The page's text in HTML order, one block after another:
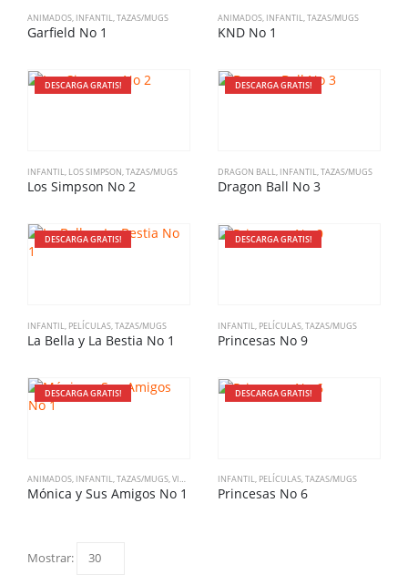
ANIMADOS, INFANTIL,TAZAS/MUGS
Garfield No 1
ANIMADOS, INFANTIL,TAZAS/MUGS
KND No 1
DESCARGA GRATIS!
INFANTIL, LOS SIMPSON,TAZAS/MUGS
Los Simpson No 2
DESCARGA GRATIS!
DRAGON BALL, INFANTIL,TAZAS/MUGS
Dragon Ball No 3
DESCARGA GRATIS!
INFANTIL PELÍCULAS TAZAS/MUGS
La Bella y La Bestia No 1
DESCARGA GRATIS!
INFANTIL PELÍCULAS TAZAS/MUGS
Princesas No 9
DESCARGA GRATIS!
ANIMADOS, INFANTIL,TAZAS/MUGS,VINTAGE
Mónica y Sus Amigos No 1
DESCARGA GRATIS!
INFANTIL, PELÍCULAS,TAZAS/MUGS
Princesas No 6
Mostrar: